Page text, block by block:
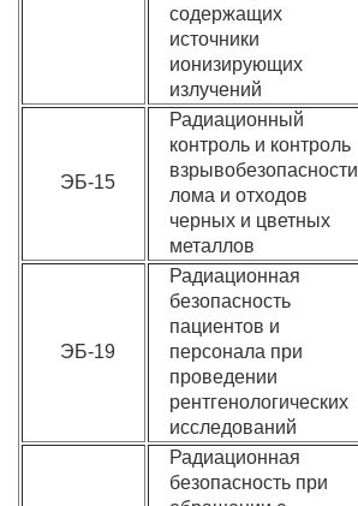
содержащих
источники
ионизирующих
излучений
ЭБ-15
Радиационный
контроль и контроль
взрывобезопасности
лома и отходов
черных и цветных
металлов
ЭБ-19
Радиационная
безопасность
пациентов и
персонала при
проведении
рентгенологических
исследований
Радиационная
безопасность при